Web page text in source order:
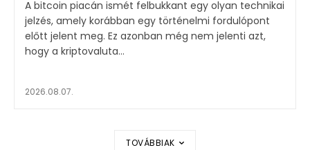
A bitcoin piacán ismét felbukkant egy olyan technikai
jelzés, amely korábban egy történelmi fordulópont
előtt jelent meg. Ez azonban még nem jelenti azt,
hogy a kriptovaluta...
2026.08.07.
TOVÁBBIAK